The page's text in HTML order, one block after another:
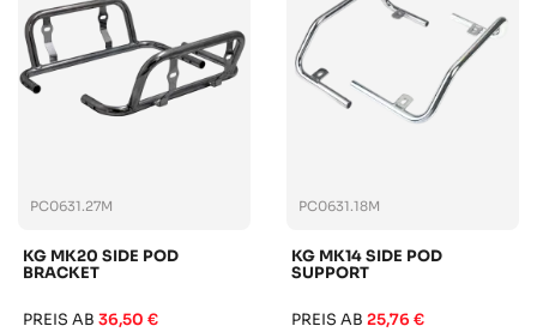
PC0631.27M
KG MK20 SIDE POD
BRACKET
PREIS AB 36,50 €
PC0631.18M
KG MK14 SIDE POD
SUPPORT
PREIS AB 25,76 €